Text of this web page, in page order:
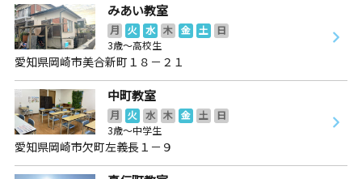
みあい教室
月 火 水 木 金 土
日
3歳～高校生
愛知県岡崎市美合新町１８－２１
中町教室
月 火 水 木 金 土
日
3歳～中学生
愛知県岡崎市欠町左義長１－９